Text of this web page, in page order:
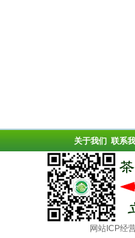
关于我们 联系
网站ICP经